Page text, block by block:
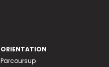
ORIENTATION
Parcoursup